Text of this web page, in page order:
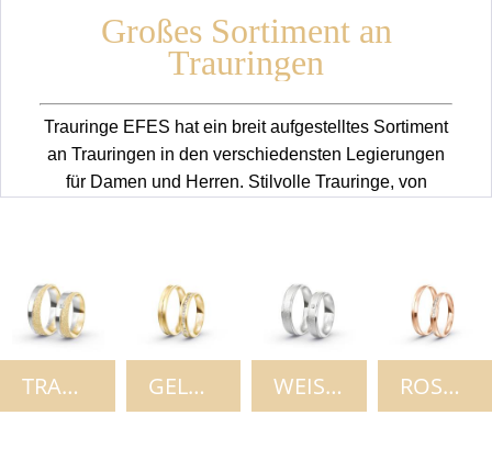
TRAURINGE ROSÉGOLD
WEISSGOLD
GELBGOLD
Großes Sortiment an
Trauringen
Trauringe EFES hat ein breit aufgestelltes Sortiment
an Trauringen in den verschiedensten Legierungen
für Damen und Herren. Stilvolle Trauringe, von